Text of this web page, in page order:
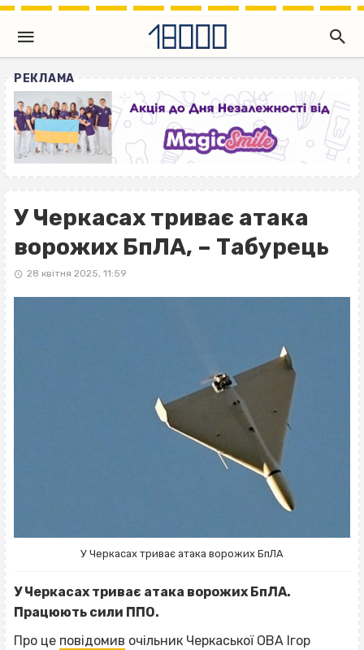
РЕКЛАМА
У Черкасах триває атака
ворожих БпЛА, – Табурець
28 квітня 2025, 11:59
У Черкасах триває атака ворожих БпЛА
У Черкасах триває атака ворожих БпЛА.
Працюють сили ППО.
Про це повідомив очільник Черкаської ОВА Ігор